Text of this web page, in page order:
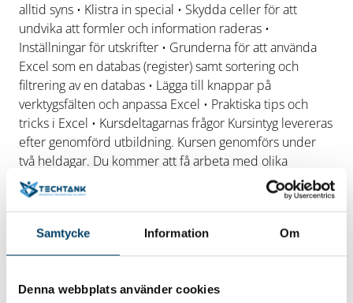
Samtycke Information Om
Denna webbplats använder cookies
alltid syns • Klistra in special • Skydda celler för att
undvika att formler och information raderas •
Inställningar för utskrifter • Grunderna för att använda
Excel som en databas (register) samt sortering och
filtrering av en databas • Lägga till knappar på
verktygsfälten och anpassa Excel • Praktiska tips och
tricks i Excel • Kursdeltagarnas frågor Kursintyg levereras
efter genomförd utbildning. Kursen genomförs under
två heldagar. Du kommer att få arbeta med olika
övningsdokument för att lära Dig de olika delarna i
Excel. Vi kommer att varva gemensamma övningar med
övningsuppgifter som du ska försöka lösa på egen hand.
Du förväntas ta med dig en egen laptop/dator till
utbildningen. Notera att kursen kommer att genomföras
deltagarna kommer ifrån.Läs mer om innehåll, kostnad